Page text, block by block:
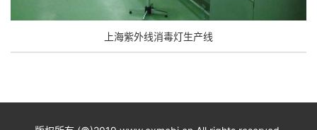
上海紫外线消毒灯生产线